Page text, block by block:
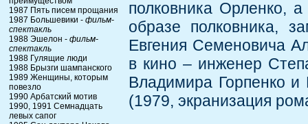
1987 Пять писем прощания
1987 Большевики - фильм-
спектакль
1988 Эшелон - фильм-
спектакль
1988 Гулящие люди
1988 Брызги шампанского
1989 Женщины, которым
повезло
1990 Арбатский мотив
1990, 1991 Семнадцать
левых сапог
полковника Орленко,
образе полковника,
Евгения Семеновича
в кино – инженер
Владимира Горпенко
(1979, экранизация